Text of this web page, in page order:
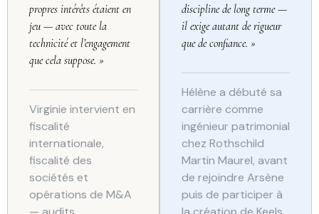
propres intérêts étaient en
jeu — avec toute la
technicité et l’engagement
que cela suppose. »
Virginie intervient en
fiscalité
internationale,
fiscalité des
sociétés et
opérations de M&A
discipline de long terme —
il exige autant de rigueur
que de confiance. »
Hélène a débuté sa
carrière comme
ingénieur patrimonial
chez Rothschild
Martin Maurel, avant
de rejoindre Arsène
puis de participer à